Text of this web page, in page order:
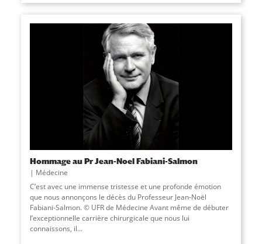
Hommage au Pr Jean-Noel Fabiani-Salmon
Médecine
C’est avec une immense tristesse et une profonde émotion
que nous annonçons le décès du Professeur Jean-Noël
Fabiani-Salmon. © UFR de Médecine Avant même de débuter
l’exceptionnelle carrière chirurgicale que nous lui
connaissons, il...